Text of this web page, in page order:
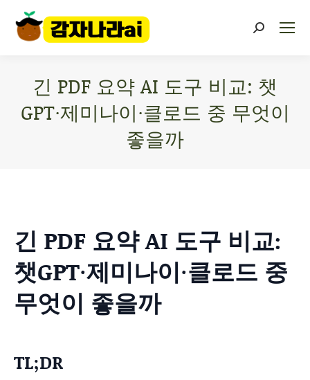
긴 PDF 요약 AI 도구 비교: 챗
GPT·제미나이·클로드 중 무엇이
좋을까
긴 PDF 요약 AI 도구 비교:
챗GPT·제미나이·클로드 중
무엇이 좋을까
TL;DR